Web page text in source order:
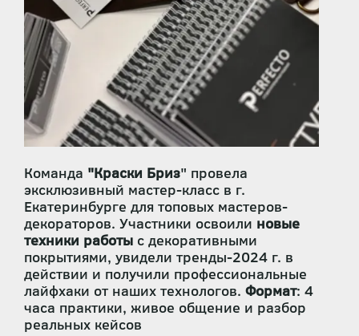
Команда "Краски Бриз" провела
эксклюзивный мастер-класс в г.
Екатеринбурге для топовых мастеров-
декораторов. Участники освоили новые
техники работы с декоративными
покрытиями, увидели тренды-2024 г. в
действии и получили профессиональные
лайфхаки от наших технологов. Формат: 4
часа практики, живое общение и разбор
реальных кейсов